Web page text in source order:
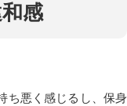
感
ち悪く感じるし、保身